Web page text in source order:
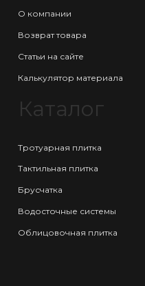
О компании
Возврат товара
Статьи на сайте
Калькулятор материала
Каталог
Тротуарная плитка
Тактильная плитка
Брусчатка
Водосточные системы
Облицовочная плитка